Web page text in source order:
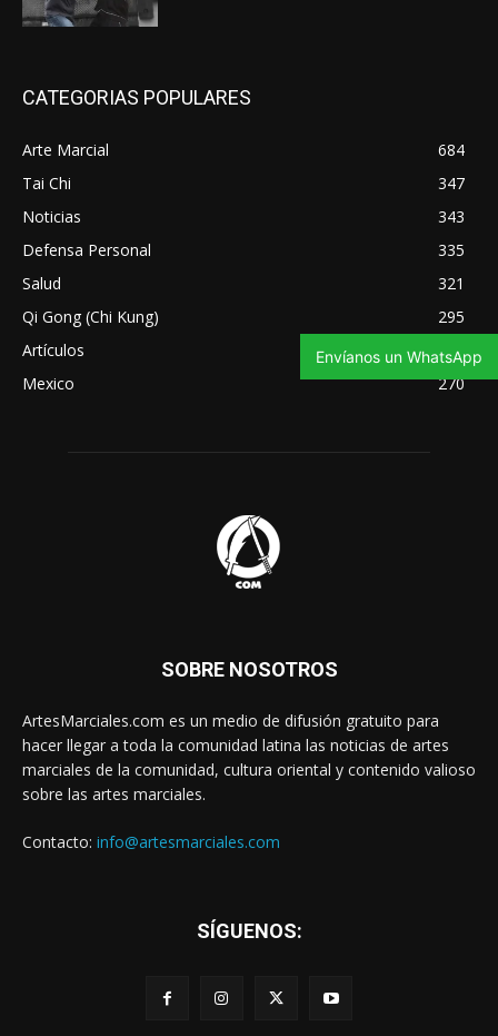
CATEGORIAS POPULARES
Arte Marcial
684
Tai Chi
347
Noticias
343
Defensa Personal
335
Salud
321
Qi Gong (Chi Kung)
295
Artículos
275
Mexico
270
SOBRE NOSOTROS
ArtesMarciales.com es un medio de difusión gratuito para
hacer llegar a toda la comunidad latina las noticias de artes
marciales de la comunidad, cultura oriental y contenido valioso
sobre las artes marciales.
Contacto: info@artesmarciales.com
SÍGUENOS:
Envíanos un WhatsApp